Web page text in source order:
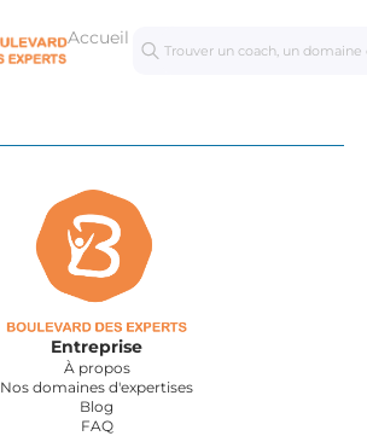
Accueil
Séances
personnalisées
Entreprise
À propos
Nos domaines d'expertises
Blog
FAQ